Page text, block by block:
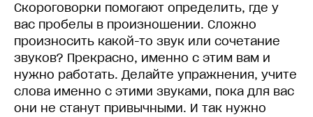
Скороговорки помогают определить, где у
вас пробелы в произношении. Сложно
произносить какой-то звук или сочетание
звуков? Прекрасно, именно с этим вам и
нужно работать. Делайте упражнения, учите
слова именно с этими звуками, пока для вас
они не станут привычными. И так нужно